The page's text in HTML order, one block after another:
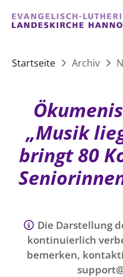
Startseite Archiv
„Musik
bringt 80
Die Darstellung
kontinuierlich
bemerken,
LANDESKIRCHE
Landesbischof
Bischofsrat
Sprengel und
Hannovers
Organigramm der
Niedersachsen
Einrichtungen
AKTIONEN &
KIRCHENEINTRITT
SPENDE
KLIMASCHUTZGESETZ
RÜCKBLICK:
TAUFE BIS TRAUER
KONFIRMATION
HOCHZEIT
TRAUER
GLAUBE
Gottesdienst
10 Gebote
Vater unser
Kirchenmusik
Gesangbuch
VERSTEHEN
Bibel
HILFE IM ALLTAG
LEBEN & STERBEN
SEELSORGE
ZUKUNFT
GESELLSCHAFT &
Lebensphasen
Vielfalt
Hilfe für Geflüchtete
Partnerschaft
Bildung
Friedensethik
Friedensarbeit
Friedensorte